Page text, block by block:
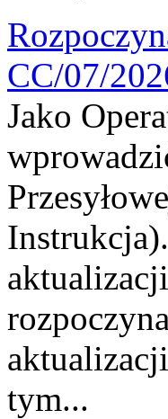
CC/07/
Jako
tym...